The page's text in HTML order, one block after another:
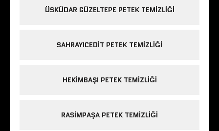
ÜSKÜDAR GÜZELTEPE PETEK TEMIZLIĞI
SAHRAYICEDIT PETEK TEMIZLIĞI
HEKIMBAŞI PETEK TEMIZLIĞI
RASIMPAŞA PETEK TEMIZLIĞI